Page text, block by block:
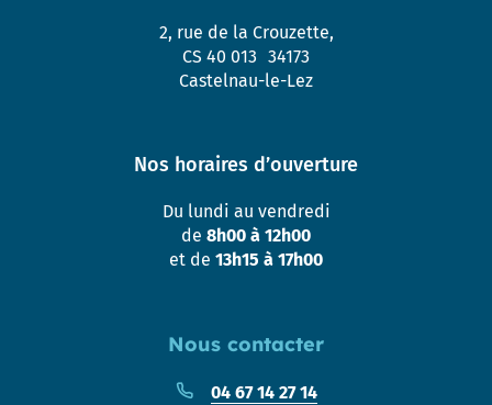
Nous contacter
04 67 14 27 14
2, rue de la Crouzette,
CS 40 013 34173
Castelnau-le-Lez
Nos horaires d’ouverture
Du lundi au vendredi
de 8h00 à 12h00
et de 13h15 à 17h00